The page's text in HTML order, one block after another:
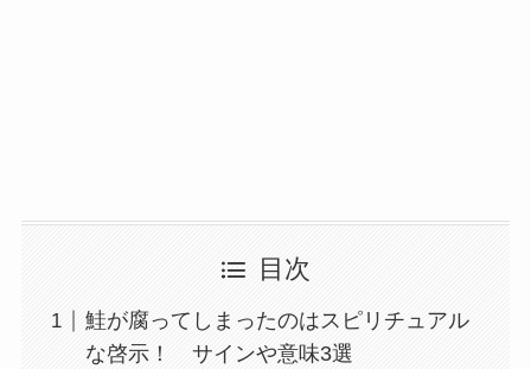
目次
鮭が腐ってしまったのはスピリチュアル
な啓示！ サインや意味3選